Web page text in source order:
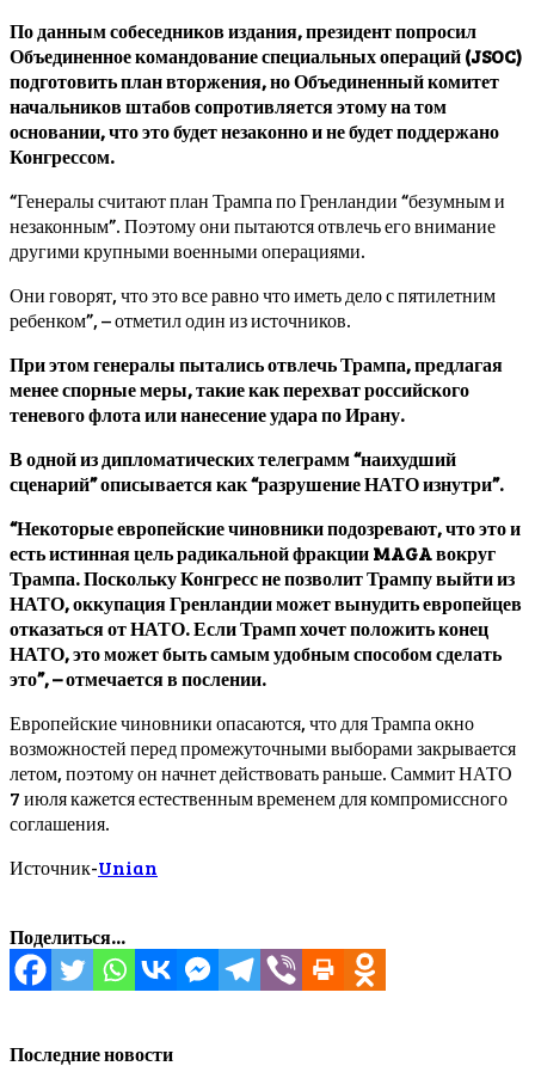
По данным собеседников издания, президент попросил
Объединенное командование специальных операций (JSOC)
подготовить план вторжения, но Объединенный комитет
начальников штабов сопротивляется этому на том
основании, что это будет незаконно и не будет поддержано
Конгрессом.
“Генералы считают план Трампа по Гренландии “безумным и
незаконным”. Поэтому они пытаются отвлечь его внимание
другими крупными военными операциями.
Они говорят, что это все равно что иметь дело с пятилетним
ребенком”, – отметил один из источников.
При этом генералы пытались отвлечь Трампа, предлагая
менее спорные меры, такие как перехват российского
теневого флота или нанесение удара по Ирану.
В одной из дипломатических телеграмм “наихудший
сценарий” описывается как “разрушение НАТО изнутри”.
“Некоторые европейские чиновники подозревают, что это и
есть истинная цель радикальной фракции MAGA вокруг
Трампа. Поскольку Конгресс не позволит Трампу выйти из
НАТО, оккупация Гренландии может вынудить европейцев
отказаться от НАТО. Если Трамп хочет положить конец
НАТО, это может быть самым удобным способом сделать
это”, – отмечается в послении.
Европейские чиновники опасаются, что для Трампа окно
возможностей перед промежуточными выборами закрывается
летом, поэтому он начнет действовать раньше. Саммит НАТО
7 июля кажется естественным временем для компромиссного
соглашения.
Источник-Unian
Поделиться...
Последние новости